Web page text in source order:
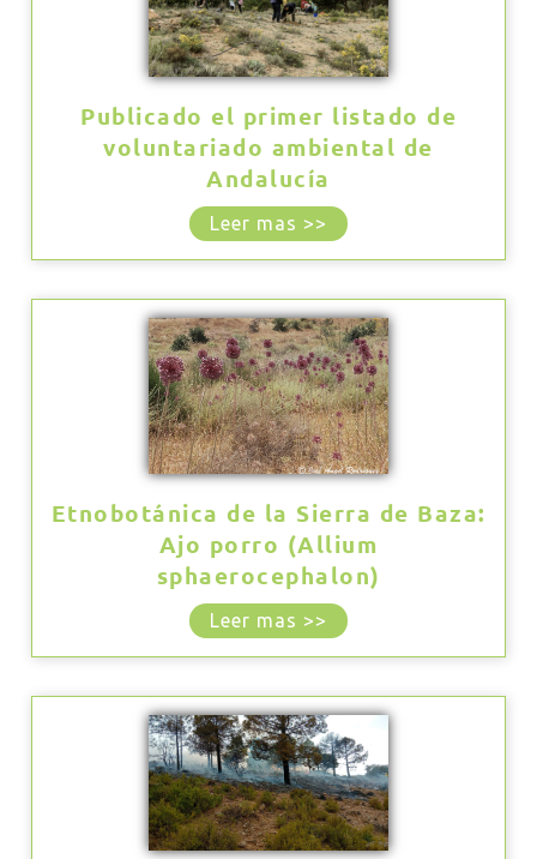
Publicado el primer listado de
voluntariado ambiental de
Andalucía
Leer mas >>
Etnobotánica de la Sierra de Baza:
Ajo porro (Allium
sphaerocephalon)
Leer mas >>